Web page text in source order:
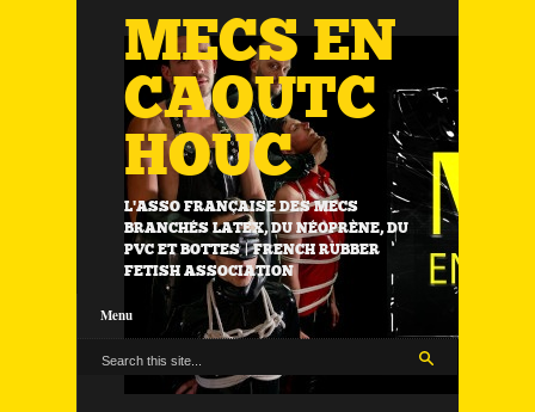
MECS EN
CAOUTC
HOUC
L'ASSO FRANÇAISE DES MECS
BRANCHÉS LATEX, DU NÉOPRÈNE, DU
PVC ET BOTTES | FRENCH RUBBER
FETISH ASSOCIATION
Menu